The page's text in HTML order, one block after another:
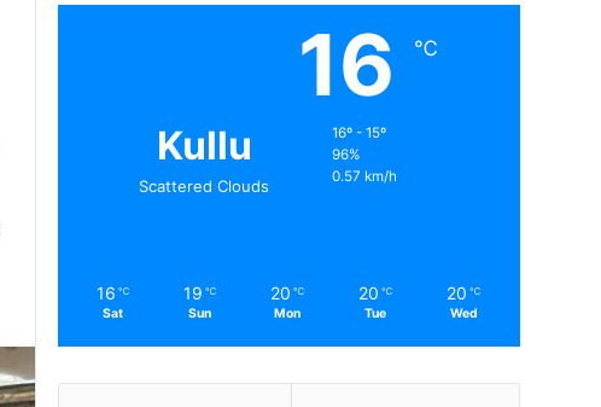
Kullu
Scattered Clouds
16 ℃
16º - 15º
96%
0.57 km/h
16 ℃
Sat
19 ℃
Sun
20 ℃
Mon
20 ℃
Tue
20 ℃
Wed